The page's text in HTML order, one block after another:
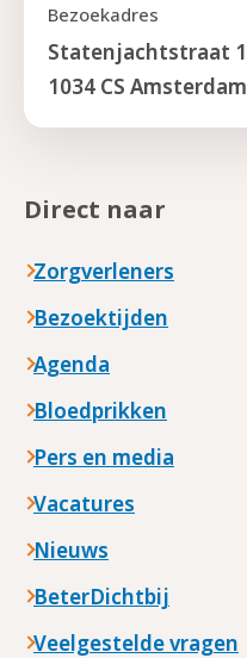
Bezoekadres
Statenjachtstraat 1
1034 CS Amsterdam
Direct naar
Zorgverleners
Bezoektijden
Agenda
Bloedprikken
Pers en media
Vacatures
Nieuws
BeterDichtbij
Veelgestelde vragen